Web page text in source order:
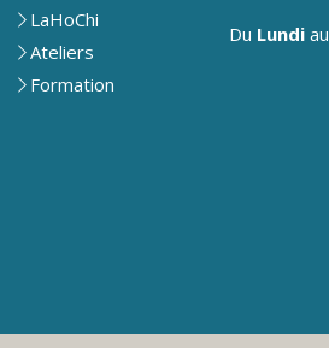
LaHoChi
Ateliers
Formation
Du Lundiau
pour contrôler la manière dont vos